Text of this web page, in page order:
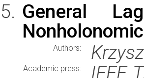
General
Authors:
Academic press:
IEEE